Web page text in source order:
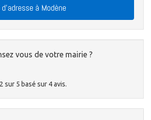
à Modène
vous de votre mairie ?
2 sur 5 basé sur 4avis.